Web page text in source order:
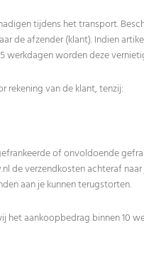
tijdens het transport.
de afzender (klant). Indien
werkdagen worden deze
rekening van de klant, tenzij:
of onvoldoende
de verzendkosten achteraf
aan je kunnen terugstorten.
aankoopbedrag binnen 10